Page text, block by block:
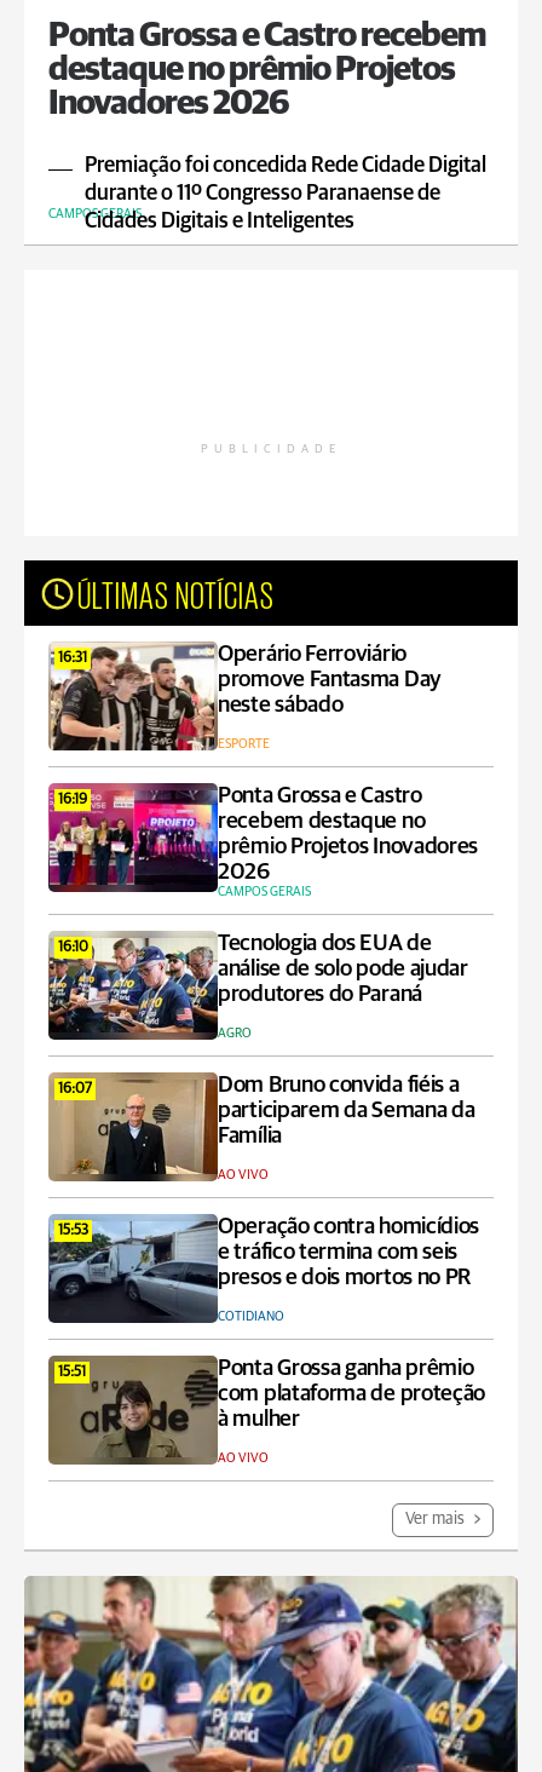
Ponta Grossa e Castro recebem
destaque no prêmio Projetos
Inovadores 2026
Premiação foi concedida Rede Cidade Digital
durante o 11º Congresso Paranaense de
Cidades Digitais e Inteligentes
CAMPOS GERAIS
PUBLICIDADE
ÚLTIMAS NOTÍCIAS
16:31
Operário Ferroviário
promove Fantasma Day
neste sábado
ESPORTE
16:19
Ponta Grossa e Castro
recebem destaque no
prêmio Projetos Inovadores
2026
CAMPOS GERAIS
16:10
Tecnologia dos EUA de
análise de solo pode ajudar
produtores do Paraná
AGRO
16:07
Dom Bruno convida fiéis a
participarem da Semana da
Família
AO VIVO
15:53
Operação contra homicídios
e tráfico termina com seis
presos e dois mortos no PR
COTIDIANO
15:51
Ponta Grossa ganha prêmio
com plataforma de proteção
à mulher
AO VIVO
Ver mais